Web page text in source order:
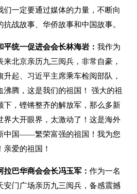
们一定要通过媒体的力量，不断向
战故事、华侨故事和中国故事。
平统一促进会会长林海岩： 我作为
北京亲历九三阅兵，非常自豪，
起、习近平主席乘车检阅部队，
沸腾，这是我们的祖国！ 强大的祖
下，铿锵整齐的解放军，那么多新
界大开眼界，太激动了！这是海外
中国——繁荣富强的祖国！我为您
爱的祖国！
拉巴华商会会长冯玉军： 作为一名
安门广场亲历九三阅兵，备感震撼